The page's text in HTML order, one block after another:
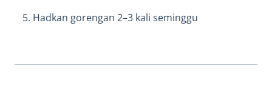
Hadkan gorengan 2–3 kali seminggu